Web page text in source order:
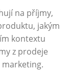
na příjmy,
jakým
kontextu
z prodeje